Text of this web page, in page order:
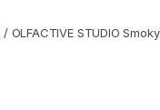
/ OLFACTIVE STUDIO